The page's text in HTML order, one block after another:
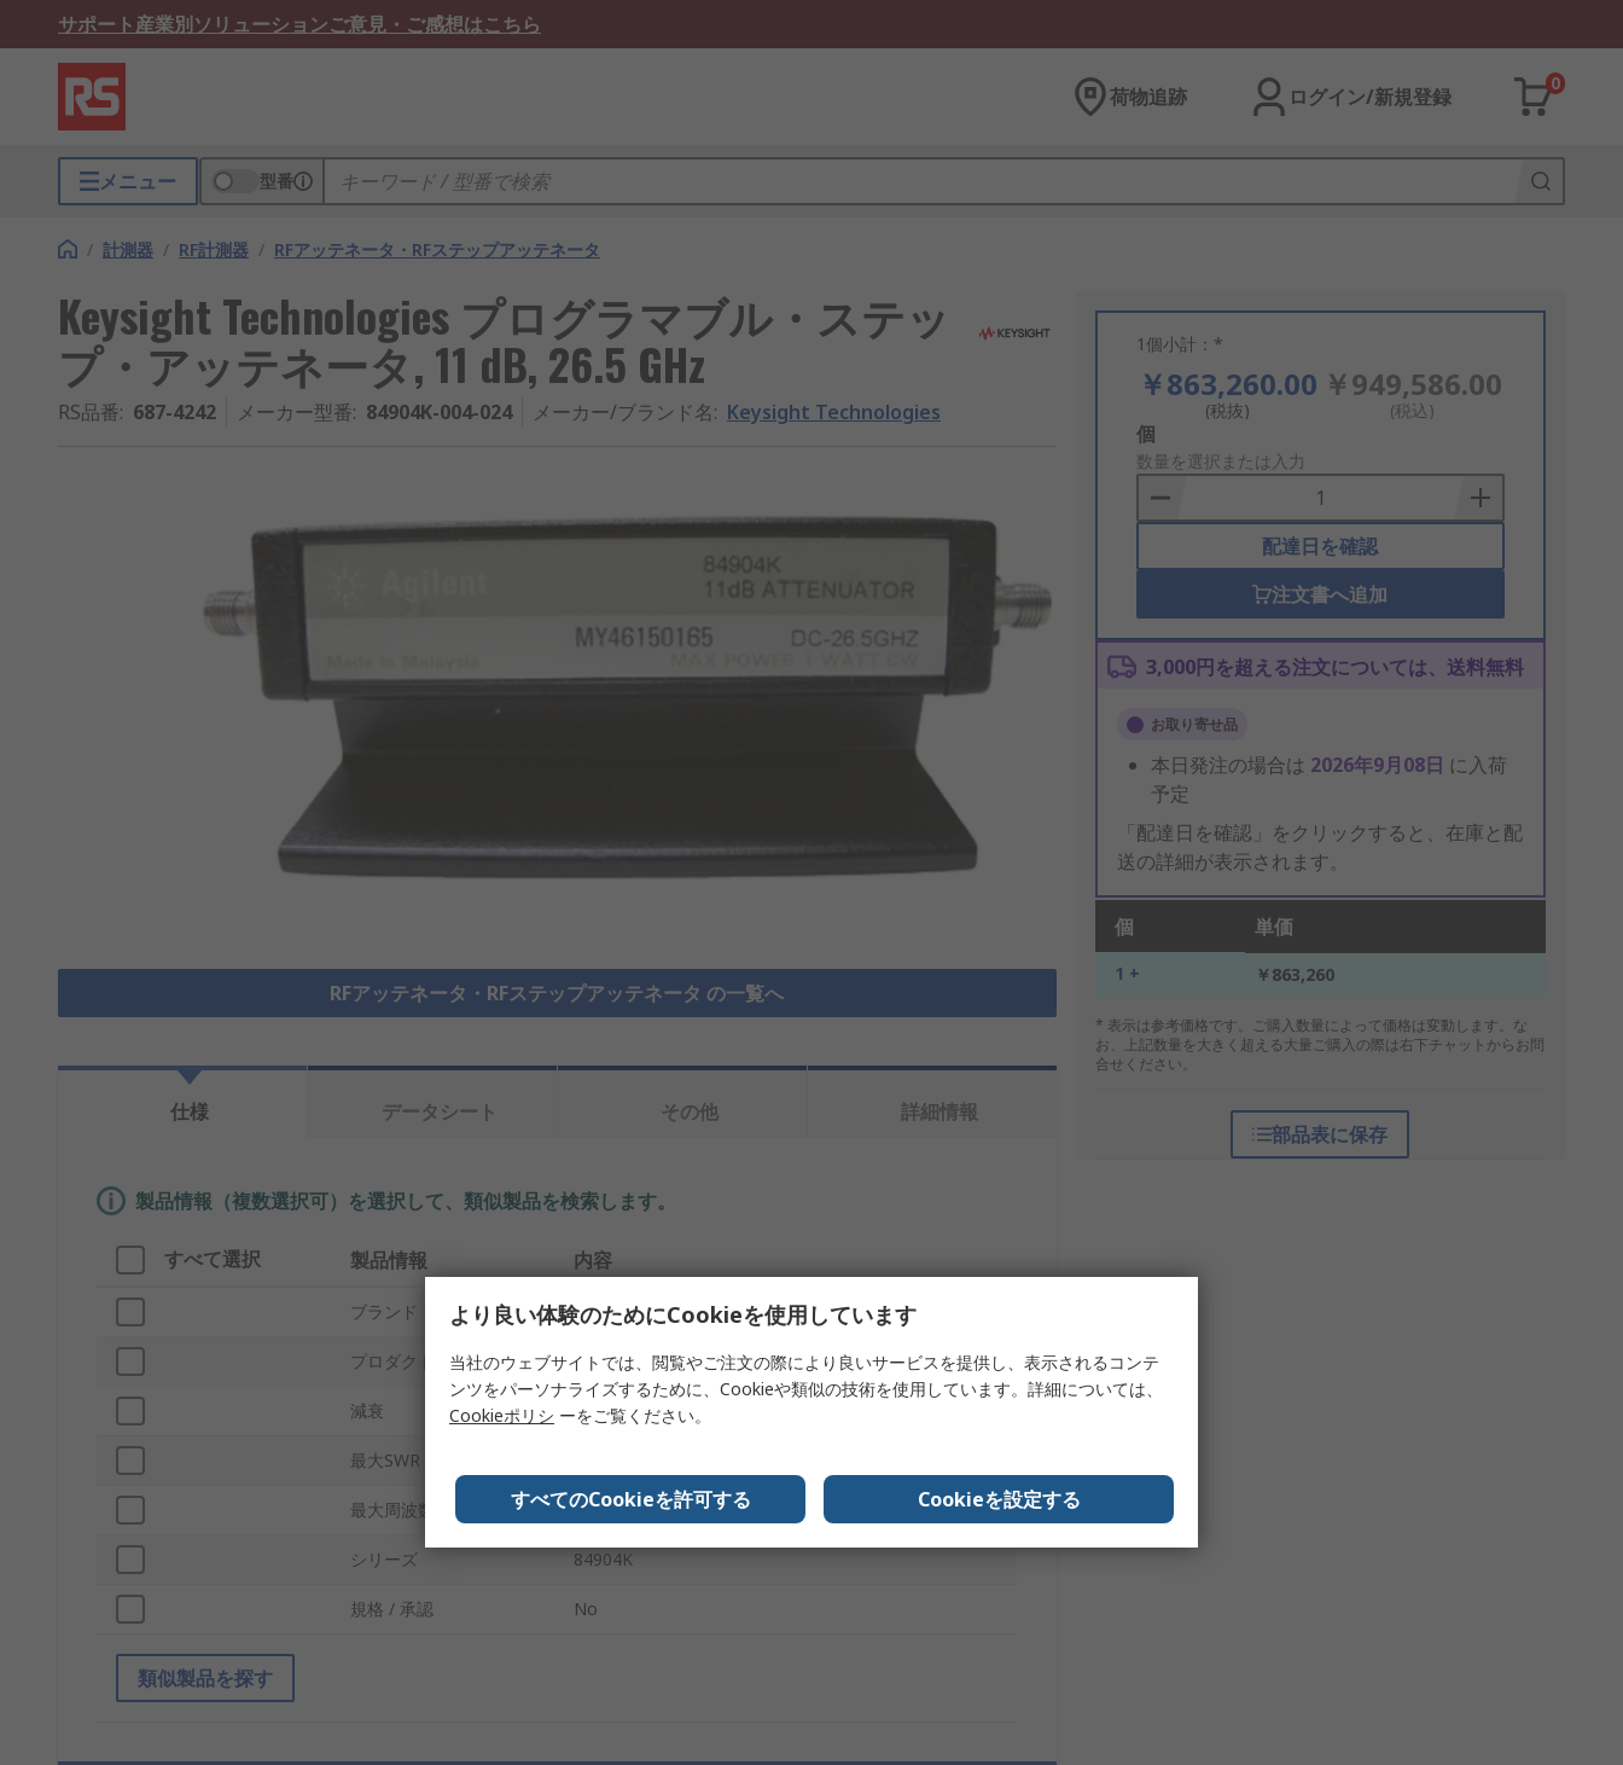
サポート産業別ソリューションご意見・ご感想はこちら
荷物追跡 ログイン/新規登録
0
メニュー 型番
/ 計測器 / RF計測器 / RFアッテネータ・RFステップアッテネータ
Keysight Technologies プログラマブル・ステッ
プ・アッテネータ, 11 dB, 26.5 GHz
RS品番: 687-4242 メーカー型番: 84904K-004-024 メーカー/ブランド名: Keysight Technologies
RFアッテネータ・RFステップアッテネータ の一覧へ
1個小計：*
￥863,260.00
(税抜)
￥949,586.00
(税込)
Add
to
Basket
個
数量を選択または入力
配達日を確認
注文書へ追加
3,000円を超える注文については、送料無料
お取り寄せ品
本日発注の場合は 2026年9月08日 に入荷
予定
「配達日を確認」をクリックすると、在庫と配
送の詳細が表示されます。
個 単価
1 + ￥863,260
* 表示は参考価格です。ご購入数量によって価格は変動します。な
お、上記数量を大きく超える大量ご購入の際は右下チャットからお問
合せください。
部品表に保存
仕様 データシート その他 詳細情報
製品情報（複数選択可）を選択して、類似製品を検索します。
すべて選択 製品情報 内容
ブランド Keysight Technologies
プロダクトタイプ プログラマブル・ステップ・アッテネータ
減衰 11 dB
最大SWR
最大周波数 26.5GHz
シリーズ 84904K
規格 / 承認 No
類似製品を探す
より良い体験のためにCookieを使用しています
当社のウェブサイトでは、閲覧やご注文の際により良いサービスを提供し、表示されるコンテ
ンツをパーソナライズするために、Cookieや類似の技術を使用しています。詳細については、
Cookieポリシ ーをご覧ください。
すべてのCookieを許可する Cookieを設定する